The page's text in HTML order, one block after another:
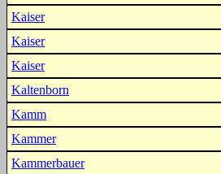
Kaiser
Kaiser
Kaiser
Kaltenborn
Kamm
Kammer
Kammerbauer